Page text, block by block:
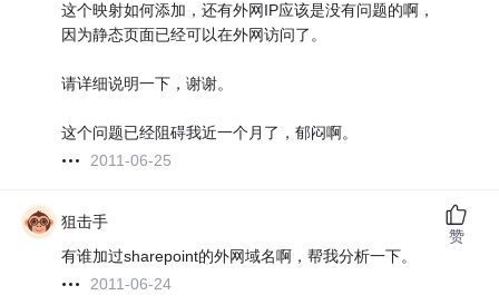
这个映射如何添加，还有外网IP应该是没有问题的啊，
因为静态页面已经可以在外网访问了。
请详细说明一下，谢谢。
这个问题已经阻碍我近一个月了，郁闷啊。
2011-06-25
狙击手
有谁加过sharepoint的外网域名啊，帮我分析一下。
2011-06-24
赞